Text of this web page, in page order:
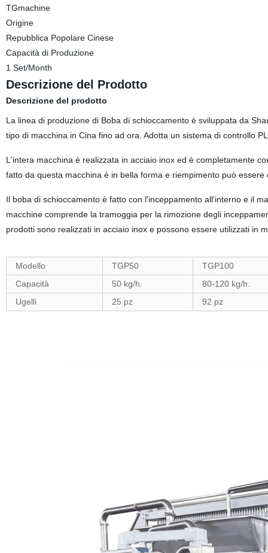
TGmachine
Origine
Repubblica Popolare Cinese
Capacità di Produzione
1 Set/Month
Descrizione del Prodotto
Descrizione del prodotto
La linea di produzione di Boba di schioccamento è sviluppata da
tipo di macchina in Cina fino ad ora. Adotta un sistema di controllo
L'intera macchina è realizzata in acciaio inox ed è completamente
fatto da questa macchina è in bella forma e riempimento può
Il boba di schioccamento è fatto con l'inceppamento all'interno e il
macchine comprende la tramoggia per la rimozione degli
prodotti sono realizzati in acciaio inox e possono essere utilizzati in
Modello TGP50
TGP100
Capacità
50 kg/h.
80-120 kg/h.
Ugelli
25 pz 92 pz